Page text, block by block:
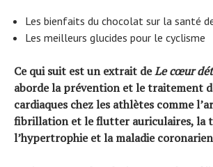
Les bienfaits du chocolat sur la santé
Les meilleurs glucides pour le cyclisme
Ce qui suit est un extrait deLe cœur
aborde la prévention et le traitement
cardiaques chez les athlètes comme
fibrillation et le flutter auriculaires, la
l’hypertrophie et la maladie